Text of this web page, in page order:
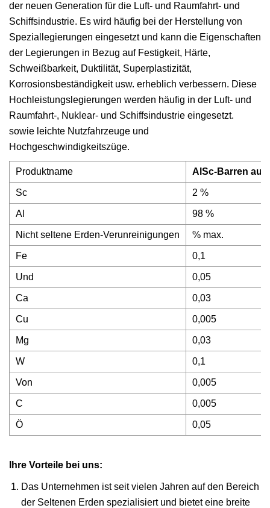
der neuen Generation für die Luft- und Raumfahrt- und
Schiffsindustrie. Es wird häufig bei der Herstellung von
Speziallegierungen eingesetzt und kann die Eigenschaften
der Legierungen in Bezug auf Festigkeit, Härte,
Schweißbarkeit, Duktilität, Superplastizität,
Korrosionsbeständigkeit usw. erheblich verbessern. Diese
Hochleistungslegierungen werden häufig in der Luft- und
Raumfahrt-, Nuklear- und Schiffsindustrie eingesetzt.
sowie leichte Nutzfahrzeuge und
Hochgeschwindigkeitszüge.
Produktname AlSc-Barren
Sc 2 %
Al 98 %
Nicht seltene Erden-Verunreinigungen % max.
Fe 0,1
Und 0,05
Ca 0,03
Cu 0,005
Mg 0,03
W 0,1
Von 0,005
C 0,005
Ö 0,05
Ihre Vorteile bei uns:
Das Unternehmen ist seit vielen Jahren auf den Bereich
der Seltenen Erden spezialisiert und bietet eine breite